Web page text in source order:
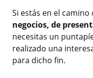
Si estás en el
negocios, de
necesitas un
realizado una
para dicho fin.